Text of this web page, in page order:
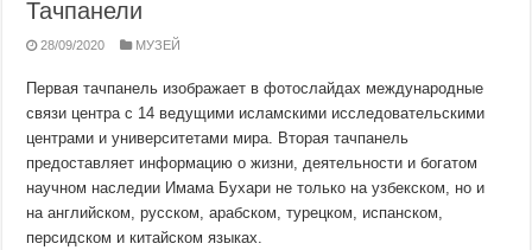
Тачпанели
28/09/2020 МУЗЕЙ
Первая тачпанель изображает в фотослайдах международные
связи центра с 14 ведущими исламскими исследовательскими
центрами и университетами мира. Вторая тачпанель
предоставляет информацию о жизни, деятельности и богатом
научном наследии Имама Бухари не только на узбекском, но и
на английском, русском, арабском, турецком, испанском,
персидском и китайском языках.